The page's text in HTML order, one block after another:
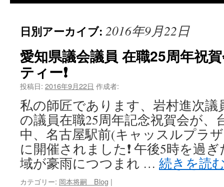
へ
ス
キ
ッ
日別アーカイブ: 2016年9月22日
愛知県議会議員 在職25周年祝
ティー❗
投稿日: 2016年9月22日 作成者:
私の師匠であります、岩村進次議
の議員在職25周年記念祝賀会が、
中、名古屋駅前(キャッスルプラ
に開催されました❗ 午後5時を過
域が豪雨につつまれ … 続きを読
カテゴリー: 岡本将嗣 Blog |